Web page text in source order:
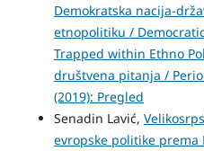
Demokratska nacija-
etnopolitiku /
Trapped within Ethno
društvena pitanja /
(2019): Pregled
Senadin Lavić,
evropske politike prema